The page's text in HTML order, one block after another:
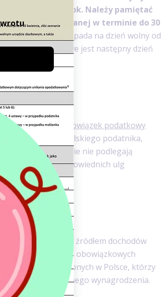
za 2019 rok. Należy pamiętać
składanej w terminie do 30
30 kwietnia przypada na dzień wolny od
podatkowe jest następny dzień
ustawy,
obowiązek podatkowy
mając status polskiego podatnika,
czym jednocześnie nie podlegają
stosowania odpowiednich ulg
kolejnym źródłem dochodów
z nowych składek obowiązkowych
osób ubezpieczonych w Polsce, którzy
najmniej minimalnego wynagrodzenia.